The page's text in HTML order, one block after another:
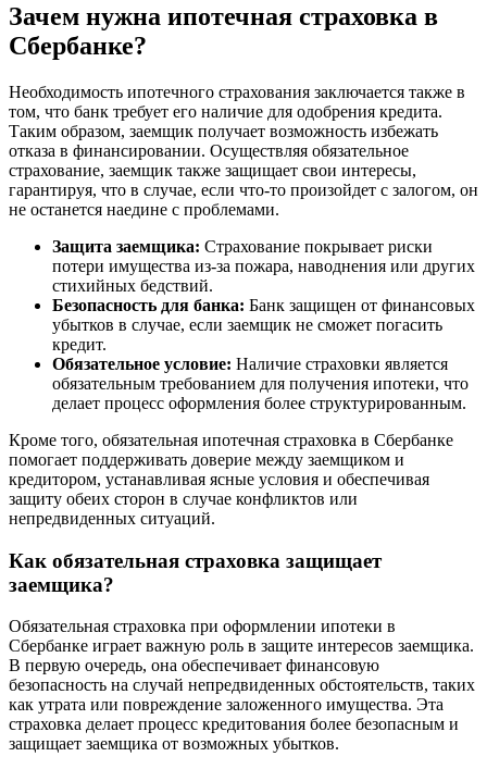
Зачем нужна ипотечная страховка в
Сбербанке?
Необходимость ипотечного страхования заключается также в
том, что банк требует его наличие для одобрения кредита.
Таким образом, заемщик получает возможность избежать
отказа в финансировании. Осуществляя обязательное
страхование, заемщик также защищает свои интересы,
гарантируя, что в случае, если что-то произойдет с залогом, он
не останется наедине с проблемами.
Защита заемщика: Страхование покрывает риски
потери имущества из-за пожара, наводнения или других
стихийных бедствий.
Безопасность для банка: Банк защищен от финансовых
убытков в случае, если заемщик не сможет погасить
кредит.
Обязательное условие: Наличие страховки является
обязательным требованием для получения ипотеки, что
делает процесс оформления более структурированным.
Кроме того, обязательная ипотечная страховка в Сбербанке
помогает поддерживать доверие между заемщиком и
кредитором, устанавливая ясные условия и обеспечивая
защиту обеих сторон в случае конфликтов или
непредвиденных ситуаций.
Как обязательная страховка защищает
заемщика?
Обязательная страховка при оформлении ипотеки в
Сбербанке играет важную роль в защите интересов заемщика.
В первую очередь, она обеспечивает финансовую
безопасность на случай непредвиденных обстоятельств, таких
как утрата или повреждение заложенного имущества. Эта
страховка делает процесс кредитования более безопасным и
защищает заемщика от возможных убытков.